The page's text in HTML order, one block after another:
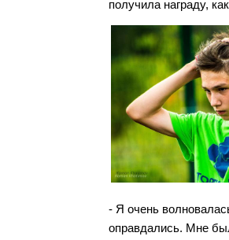
получила награду,
- Я очень
оправдались. Мне